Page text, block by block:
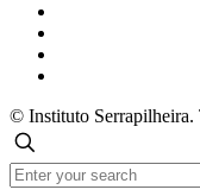
© Instituto Serrapilheira.